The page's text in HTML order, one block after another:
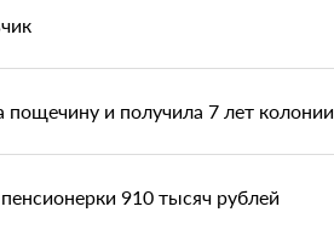
и получила 7 лет колонии
910 тысяч рублей